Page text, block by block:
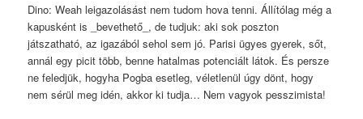
Dino: Weah leigazolásást nem tudom hova tenni. Állítólag még a
kapusként is _bevethető_, de tudjuk: aki sok poszton
játszatható, az igazából sehol sem jó. Parisi ügyes gyerek, sőt,
annál egy picit több, benne hatalmas potenciált látok. És persze
ne feledjük, hogyha Pogba esetleg, véletlenül úgy dönt, hogy
nem sérül meg idén, akkor ki tudja… Nem vagyok pesszimista!